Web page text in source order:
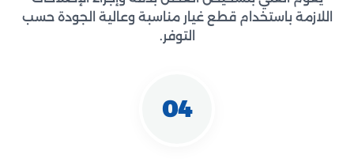
اللازمة باستخدام قطع غيار مناسبة وعالية الجودة حسب
التوفر.
04